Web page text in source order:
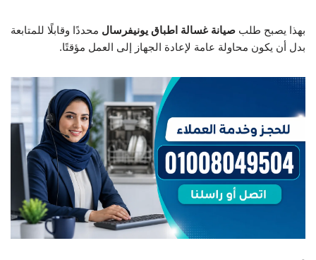
بهذا يصبح طلب صيانة غسالة اطباق يونيفرسال محددًا وقابلًا للمتابعة
بدل أن يكون محاولة عامة لإعادة الجهاز إلى العمل مؤقتًا.